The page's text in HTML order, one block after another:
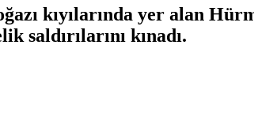
kıyılarında yer alan
saldırılarını kınadı.